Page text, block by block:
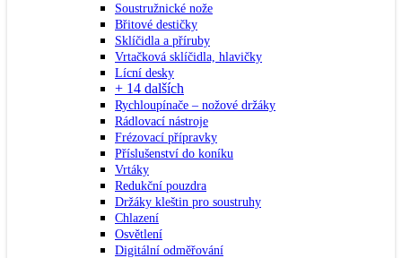
Soustružnické nože
Břitové destičky
Sklíčidla a příruby
Vrtačková sklíčidla, hlavičky
Lícní desky
+ 14 dalších
Rychloupínače – nožové držáky
Rádlovací nástroje
Frézovací přípravky
Příslušenství do koníku
Vrtáky
Redukční pouzdra
Držáky kleštin pro soustruhy
Chlazení
Osvětlení
Digitální odměřování